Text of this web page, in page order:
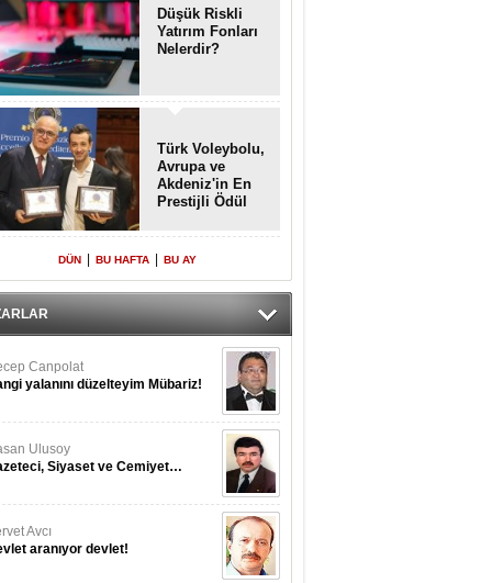
Düşük Riskli
Yatırım Fonları
Nelerdir?
Türk Voleybolu,
Avrupa ve
Akdeniz'in En
Prestijli Ödül
Yeniden Onur
Konuğu
DÜN BU HAFTA BU AY
Canpolat
yalanını düzelteyim Mübariz!
Ulusoy
Siyaset ve Cemiyet…
Avcı
aranıyor devlet!